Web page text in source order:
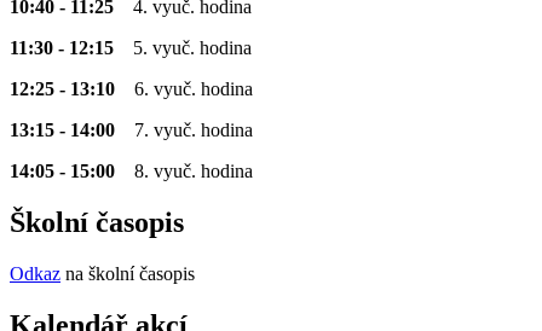
10:40 - 11:25 4. vyuč. hodina
11:30 - 12:15 5. vyuč. hodina
12:25 - 13:10 6. vyuč. hodina
13:15 - 14:00 7. vyuč. hodina
14:05 - 15:00 8. vyuč. hodina
Školní časopis
Odkaz na školní časopis
Kalendář akcí